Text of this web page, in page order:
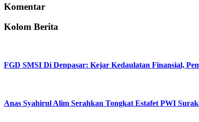
Komentar
Kolom Berita
FGD SMSI Di Denpasar: Kejar Kedaulatan Finansial,
Anas Syahirul Alim Serahkan Tongkat Estafet PWI